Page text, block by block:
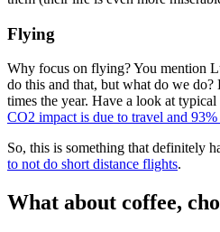
Flying
Why focus on flying? You mention
do this and that, but what do we
times the year. Have a look at
CO2 impact is due to travel and
So, this is something that definitely
to not do short distance flights.
What about coffee,